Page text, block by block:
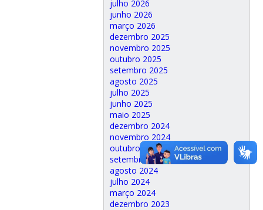
julho 2026
junho 2026
março 2026
dezembro 2025
novembro 2025
outubro 2025
setembro 2025
agosto 2025
julho 2025
junho 2025
maio 2025
dezembro 2024
novembro 2024
outubro 2024
setembro 2024
agosto 2024
julho 2024
março 2024
dezembro 2023